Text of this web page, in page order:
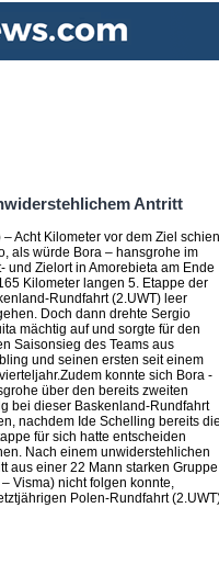
Antritt
– Acht Kilometer vor dem Ziel schien
als würde Bora – hansgrohe im
und Zielort in Amorebieta am Ende
Kilometer langen 5. Etappe der
Rundfahrt (2.UWT) leer
Doch dann drehte Sergio
mächtig auf und sorgte für den
Saisonsieg des Teams aus
und seinen ersten seit einem
konnte sich Bora -
über den bereits zweiten
bei dieser Baskenland-Rundfahrt
nachdem Ide Schelling bereits
für sich hatte entscheiden
Nach einem unwiderstehlichen
aus einer 22 Mann starken Gruppe
Visma) nicht folgen konnte,
Polen-Rundfahrt